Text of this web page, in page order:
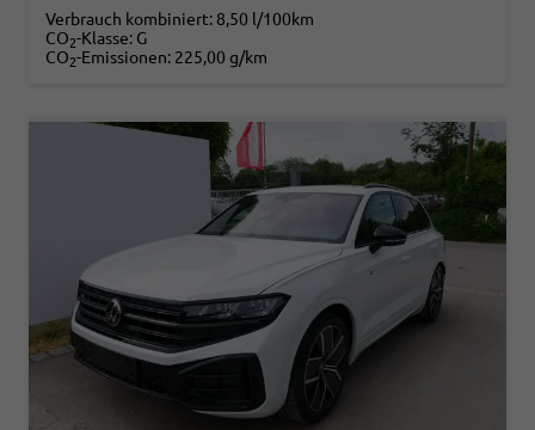
Verbrauch kombiniert: 8,50 l/100km
CO2-Klasse: G
CO2-Emissionen: 225,00 g/km